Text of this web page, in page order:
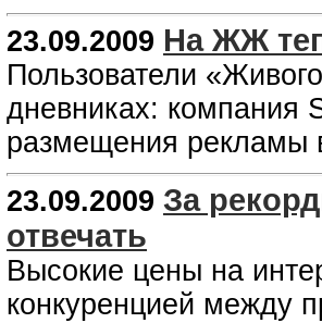
23.09.2009 На ЖЖ
Пользователи
дневниках: компания
размещения рекламы
23.09.2009 За
отвечать
Высокие цены на
конкуренцией между